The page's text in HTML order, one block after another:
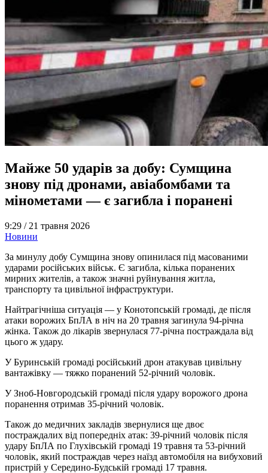
Майже 50 ударів за добу: Сумщина
знову під дронами, авіабомбами та
мінометами — є загибла і поранені
9:29 / 21 травня 2026
Новини
За минулу добу Сумщина знову опинилася під масованими
ударами російських військ. Є загибла, кілька поранених
мирних жителів, а також значні руйнування житла,
транспорту та цивільної інфраструктури.
Найтрагічніша ситуація — у Конотопській громаді, де після
атаки ворожих БпЛА в ніч на 20 травня загинула 94-річна
жінка. Також до лікарів звернулася 77-річна постраждала від
цього ж удару.
У Буринській громаді російський дрон атакував цивільну
вантажівку — тяжко поранений 52-річний чоловік.
У Зноб-Новгородській громаді після удару ворожого дрона
поранення отримав 35-річний чоловік.
Також до медичних закладів звернулися ще двоє
постраждалих від попередніх атак: 39-річний чоловік після
удару БпЛА по Глухівській громаді 19 травня та 53-річний
чоловік, який постраждав через наїзд автомобіля на вибуховий
пристрій у Середино-Будській громаді 17 травня.